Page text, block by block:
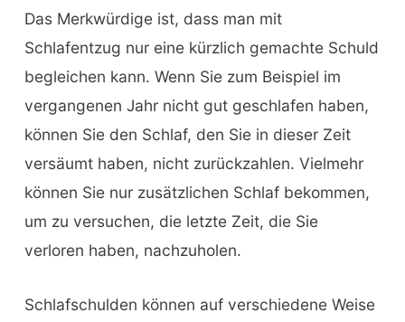
Das Merkwürdige ist, dass man mit
Schlafentzug nur eine kürzlich gemachte Schuld
begleichen kann. Wenn Sie zum Beispiel im
vergangenen Jahr nicht gut geschlafen haben,
können Sie den Schlaf, den Sie in dieser Zeit
versäumt haben, nicht zurückzahlen. Vielmehr
können Sie nur zusätzlichen Schlaf bekommen,
um zu versuchen, die letzte Zeit, die Sie
verloren haben, nachzuholen.
Schlafschulden können auf verschiedene Weise